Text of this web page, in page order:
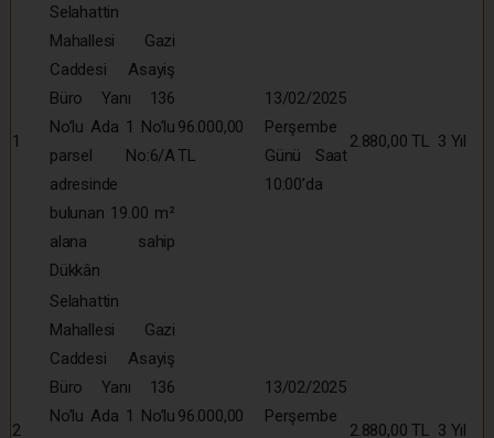
1
Selahattin
Mahallesi Gazi
Caddesi Asayiş
Büro Yanı 136
No’lu Ada 1 No’lu
parsel No:6/A
adresinde
bulunan 19.00 m²
alana sahip
Dükkân
96.000,00
TL
13/02/2025
Perşembe
Günü Saat
10:00’da
2.880,00 TL 3 Yıl
2
Selahattin
Mahallesi Gazi
Caddesi Asayiş
Büro Yanı 136
No’lu Ada 1 No’lu 96.000,00
13/02/2025
Perşembe
2.880,00 TL 3 Yıl